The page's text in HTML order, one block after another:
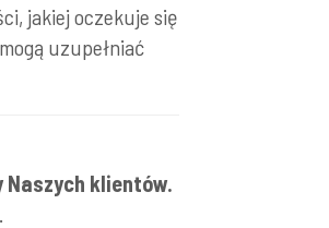
jakiej oczekuje się
uzupełniać
Naszych klientów.